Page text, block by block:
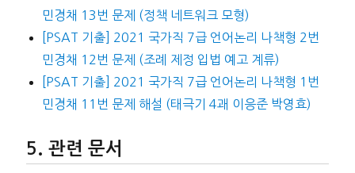
민경채 13번 문제 (정책 네트워크 모형)
[PSAT 기출] 2021 국가직 7급 언어논리 나책형 2번
민경채 12번 문제 (조례 제정 입법 예고 계류)
[PSAT 기출] 2021 국가직 7급 언어논리 나책형 1번
민경채 11번 문제 해설 (태극기 4괘 이응준 박영효)
관련 문서